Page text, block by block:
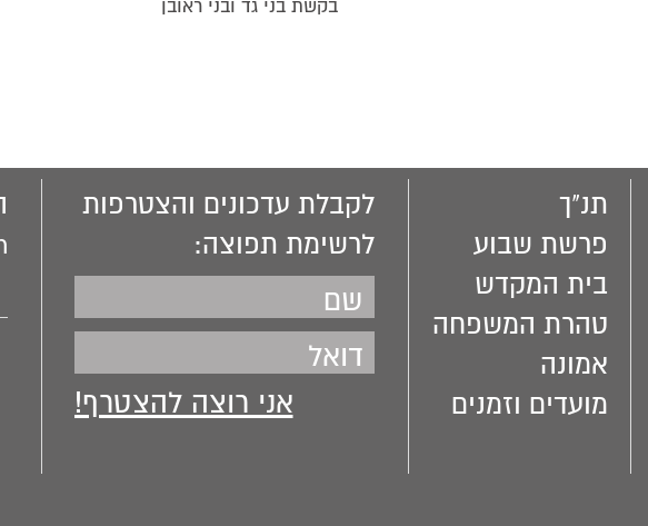
בקשת בני גד ובני ראובן
תנ"ך
פרשת שבוע
בית המקדש
טהרת המשפחה
אמונה
מועדים וזמנים
לקבלת עדכונים והצטרפות
לרשימת תפוצה: